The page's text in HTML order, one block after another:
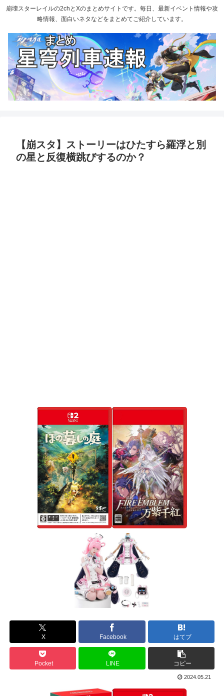
崩壊スターレイルの2chとXのまとめサイトです。毎日、最新イベント情報や攻
略情報、面白いネタなどをまとめてご紹介しています。
【崩スタ】ストーリーはひたすら羅浮と別
の星と反復横跳びするのか？
X Facebook はてブ
Pocket LINE コピー
2024.05.21